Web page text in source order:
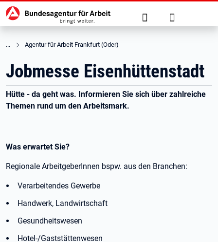
zu den Hauptinhalten springen
Hauptnavigation Suche Anmelden
Agentur für Arbeit Frankfurt (Oder)
Jobmesse Eisenhüttenstadt
Hütte - da geht was. Informieren Sie sich über zahlreiche
Themen rund um den Arbeitsmark.
Was erwartet Sie?
Regionale ArbeitgeberInnen bspw. aus den Branchen:
Verarbeitendes Gewerbe
Handwerk, Landwirtschaft
Gesundheitswesen
Hotel-/Gaststättenwesen